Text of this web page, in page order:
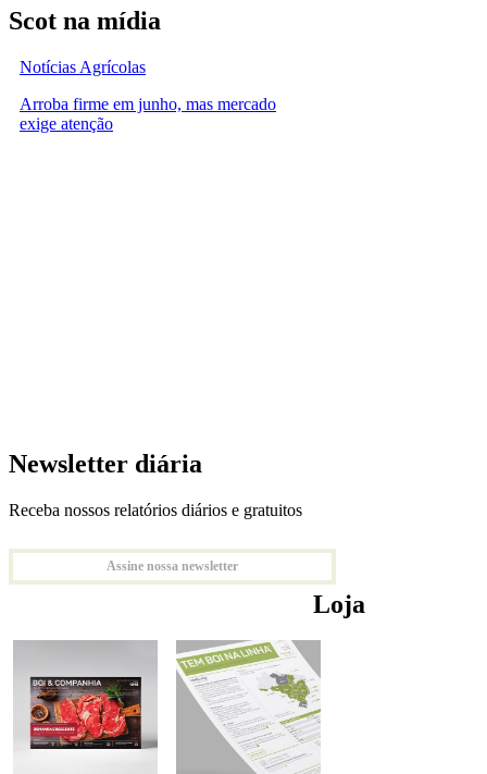
Scot na mídia
Notícias Agrícolas
Arroba firme em junho, mas mercado
exige atenção
Newsletter diária
Receba nossos relatórios diários e gratuitos
Assine nossa newsletter
Loja